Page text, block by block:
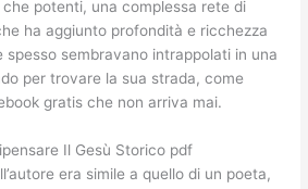
potenti, una complessa rete di
ha aggiunto profondità e ricchezza
spesso sembravano intrappolati in una
per trovare la sua strada, come
gratis che non arriva mai.
Il Gesù Storico pdf
era simile a quello di un poeta,